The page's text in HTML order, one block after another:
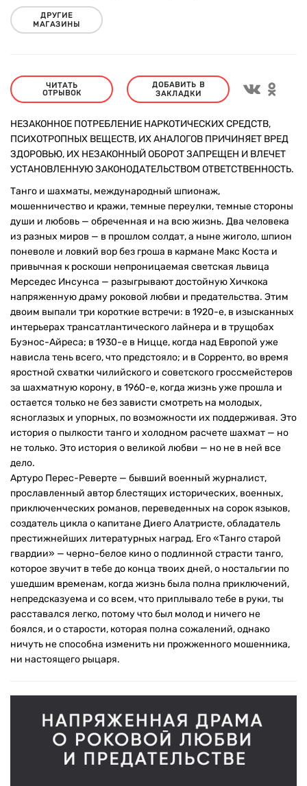
ДРУГИЕ
МАГАЗИНЫ
ЧИТАТЬ
ОТРЫВОК
ДОБАВИТЬ В
ЗАКЛАДКИ
НЕЗАКОННОЕ ПОТРЕБЛЕНИЕ НАРКОТИЧЕСКИХ СРЕДСТВ,
ПСИХОТРОПНЫХ ВЕЩЕСТВ, ИХ АНАЛОГОВ ПРИЧИНЯЕТ ВРЕД
ЗДОРОВЬЮ, ИХ НЕЗАКОННЫЙ ОБОРОТ ЗАПРЕЩЕН И ВЛЕЧЕТ
УСТАНОВЛЕННУЮ ЗАКОНОДАТЕЛЬСТВОМ ОТВЕТСТВЕННОСТЬ.
Танго и шахматы, международный шпионаж,
мошенничество и кражи, темные переулки, темные стороны
души и любовь — обреченная и на всю жизнь. Два человека
из разных миров — в прошлом солдат, а ныне жиголо, шпион
поневоле и ловкий вор без гроша в кармане Макс Коста и
привычная к роскоши непроницаемая светская львица
Мерседес Инсунса — разыгрывают достойную Хичкока
напряженную драму роковой любви и предательства. Этим
двоим выпали три короткие встречи: в 1920-е, в изысканных
интерьерах трансатлантического лайнера и в трущобах
Буэнос-Айреса; в 1930-е в Ницце, когда над Европой уже
нависла тень всего, что предстояло; и в Сорренто, во время
яростной схватки чилийского и советского гроссмейстеров
за шахматную корону, в 1960-е, когда жизнь уже прошла и
остается только не без зависти смотреть на молодых,
ясноглазых и упорных, по возможности их поддерживая. Это
история о пылкости танго и холодном расчете шахмат — но
не только. Это история о великой любви — но не в ней все
дело.
Артуро Перес-Реверте — бывший военный журналист,
прославленный автор блестящих исторических, военных,
приключенческих романов, переведенных на сорок языков,
создатель цикла о капитане Диего Алатристе, обладатель
престижнейших литературных наград. Его «Танго старой
гвардии» — черно-белое кино о подлинной страсти танго,
которое звучит в тебе до конца твоих дней, о ностальгии по
ушедшим временам, когда жизнь была полна приключений,
непредсказуема и со всем, что приплывало тебе в руки, ты
расставался легко, потому что был молод и ничего не
боялся, и о старости, которая полна сожалений, однако
ничуть не способна изменить ни прожженного мошенника,
ни настоящего рыцаря.